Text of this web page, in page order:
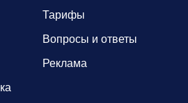
Тарифы
Вопросы и ответы
Реклама